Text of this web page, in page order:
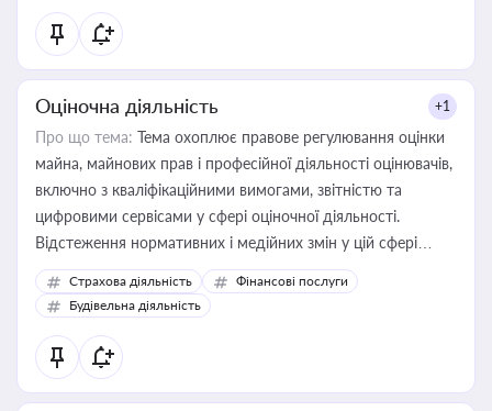
Оціночна діяльність +1
Про що тема: Тема охоплює правове регулювання оцінки
майна, майнових прав і професійної діяльності оцінювачів,
включно з кваліфікаційними вимогами, звітністю та
цифровими сервісами у сфері оціночної діяльності.
Відстеження нормативних і медійних змін у цій сфері
корисне для власника бізнесу, керівника, юриста або
бухгалтера під час оподаткування, приватизації, оренди
державного майна, корпоративних угод і перевірки
статусу суб'єктів оціночної діяльності
Страхова діяльність
Фінансові послуги
Будівельна діяльність